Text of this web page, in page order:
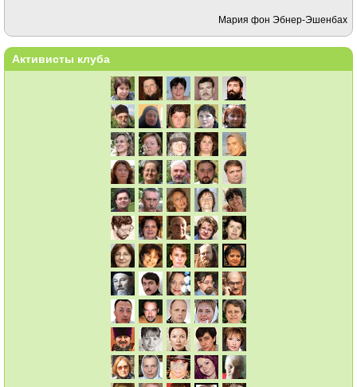
Мария фон Эбнер-Эшенбах
Активисты клуба